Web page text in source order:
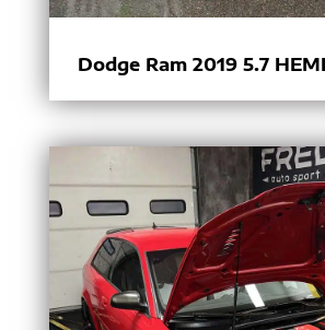
Dodge Ram 2019 5.7